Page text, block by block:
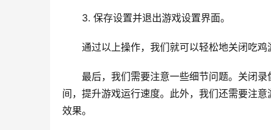
3. 保存设置并退出游戏设置界面。
通过以上操作，我们就可以轻松地关闭吃鸡
最后，我们需要注意一些细节问题。关闭
间，提升游戏运行速度。此外，我们还需要注
效果。